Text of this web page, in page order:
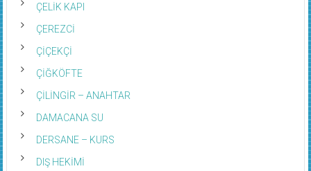
ÇELİK KAPI
ÇEREZCİ
ÇİÇEKÇİ
ÇİĞKÖFTE
ÇİLİNGİR – ANAHTAR
DAMACANA SU
DERSANE – KURS
DIŞ HEKİMİ